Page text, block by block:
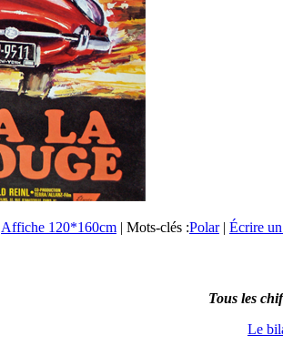
Affiche 120*160cm | Mots-clés :Polar | Écrire
Tous les
Le